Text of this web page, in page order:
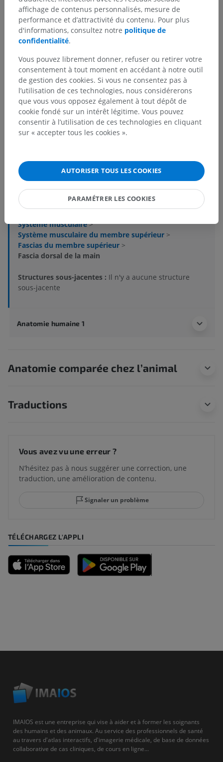
Hiérarchie anatomique
Anatomie humaine 2
Système musculaire>
Système musculaire du membre supérieur >
Fascias du membre supérieur >
Fascia dorsal de la main
Structures sous-jacentes : Il n'y a aucune structure
sous-jacente
Anatomie humaine 1
Anatomie comparée chez l’animal
Traductions
Vous avez vu une erreur ?
N’hésitez pas à nous suggérer une correction, une
traduction, une amélioration de contenu.
Signaler un problème
TÉLÉCHARGEZ L'APPLI
IMAIOS est une entreprise qui vise à aider et à former les soignants
des humains et des animaux. Au service des professionnels de santé
au travers d'atlas interactifs, d'imagerie médicale, de base de données
collaborative de cas cliniques, de cours en ligne...
affichage de contenus personnalisés, mesure de
performance et d’attractivité du contenu. Pour plus
d'informations, consultez notre politique de
confidentialité.
Vous pouvez librement donner, refuser ou retirer votre
consentement à tout moment en accédant à notre outil
de gestion des cookies. Si vous ne consentez pas à
l’utilisation de ces technologies, nous considérerons
que vous vous opposez également à tout dépôt de
cookie fondé sur un intérêt légitime. Vous pouvez
consentir à l’utilisation de ces technologies en cliquant
sur « accepter tous les cookies ».
AUTORISER TOUS LES COOKIES
PARAMÉTRER LES COOKIES